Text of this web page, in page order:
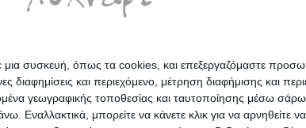
συσκευή, όπως τα cookies, και επεξεργαζόμαστε
και περιεχόμενο, μέτρηση διαφήμισης και
γεωγραφικής τοποθεσίας και ταυτοποίησης μέσω
μπορείτε να κάνετε κλικ για να αρνηθείτε